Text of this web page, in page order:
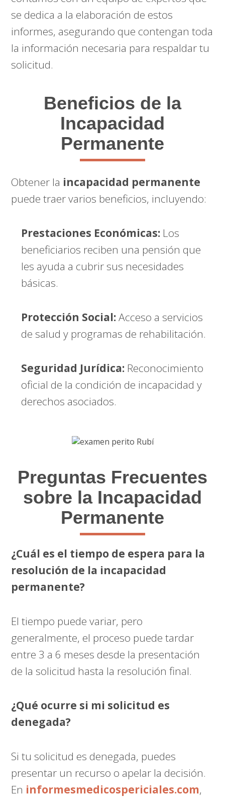
se dedica a la elaboración de estos
informes, asegurando que contengan toda
la información necesaria para respaldar tu
solicitud.
Beneficios de la
Incapacidad
Permanente
Obtener la incapacidad permanente
puede traer varios beneficios, incluyendo:
Prestaciones Económicas: Los
beneficiarios reciben una pensión que
les ayuda a cubrir sus necesidades
básicas.
Protección Social:Acceso a servicios
de salud y programas de rehabilitación.
Seguridad Jurídica: Reconocimiento
oficial de la condición de incapacidad y
derechos asociados.
Preguntas Frecuentes
sobre la Incapacidad
Permanente
¿Cuál es el tiempo de espera para la
resolución de la incapacidad
permanente?
El tiempo puede variar, pero
generalmente, el proceso puede tardar
entre 3 a 6 meses desde la presentación
de la solicitud hasta la resolución final.
¿Qué ocurre si mi solicitud es
denegada?
Si tu solicitud es denegada, puedes
presentar un recurso o apelar la decisión.
En informesmedicospericiales.com,